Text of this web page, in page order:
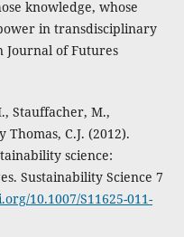
knowledge, whose
in transdisciplinary
Journal of Futures
Stauffacher, M.,
Thomas, C.J. (2012).
science:
Sustainability Science 7
10.1007/S11625-011-